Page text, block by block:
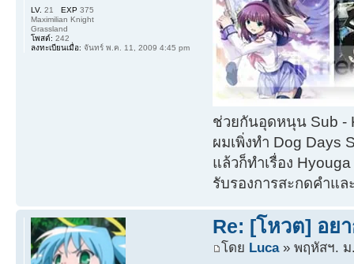
ช่วยกันอุดหนุน Sub -
ผมเพิ่งทำ Dog Days
แล้วก็ทำเรื่อง
รับรองการสะกดคำแล
LV. 21 EXP 375
Maximilian Knight
Grassland
โพสต์: 242
ลงทะเบียนเมื่อ: จันทร์ พ.ค. 11, 2009 4:45 pm
Re: [โหวต] อย
โดย Luca» พฤหัสฯ. ม.